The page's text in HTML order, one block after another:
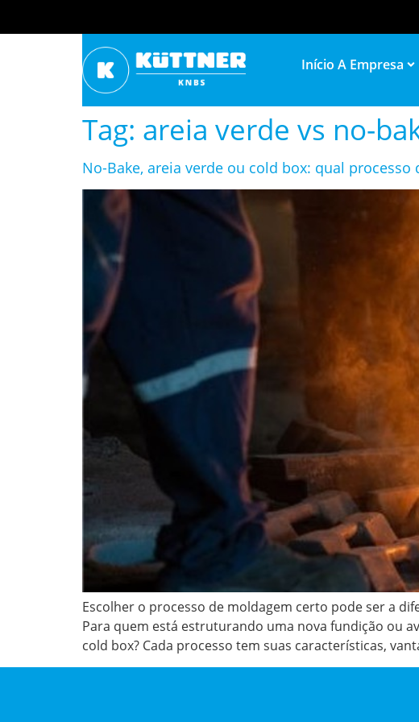
Início A Empresa
Tag: areia verde vs no-
No-Bake, areia verde ou cold box: qual
Escolher o processo de moldagem certo pode ser a
Para quem está estruturando uma nova fundição ou
cold box? Cada processo tem suas características,